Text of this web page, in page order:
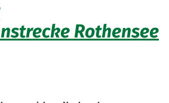
Rothensee